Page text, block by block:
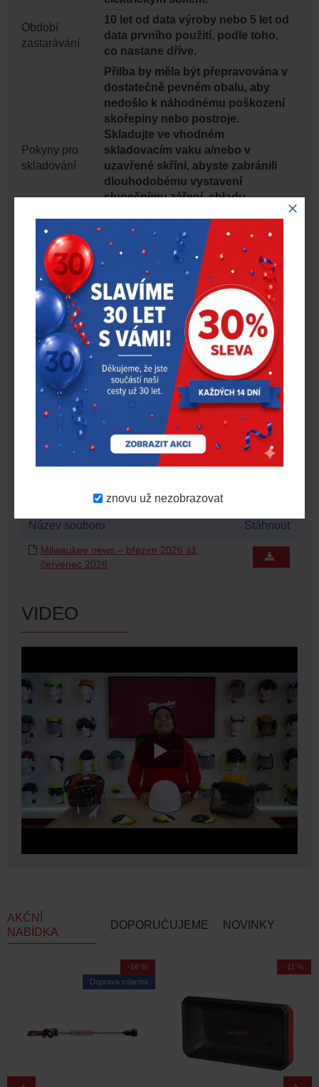
znovu už nezobrazovat
Období
zastarávání
10 let od data výroby nebo 5 let od
data prvního použití, podle toho,
co nastane dříve.
Pokyny pro
skladování
Přilba by měla být přepravována v
dostatečně pevném obalu, aby
nedošlo k náhodnému poškození
skořepiny nebo postroje.
Skladujte ve vhodném
skladovacím vaku a/nebo v
uzavřené skříni, abyste zabránili
dlouhodobému vystavení
slunečnímu záření, chladu,
vlhkosti, výfukovým plynům apod.
Skladovací teplota: +5C až +35C.
Skladovací vlhkost: < 85%.
Storage
Temperature
Range [?C]
+5 ~ +35, <85% relativní vlhkost,
chraňte před přímým slunečním
zářením
Stupeň
ochrany
EN 397; LD; Electrical insulation
440 V a.c.; Extreme temperature
-40°C; EN 12492; except clause
4,1.4
Barva
žlutá
Ks. v balení
Odvětrávaná|
Neodvětrávaná
Odvětrávaná
Název souboru Stáhnout
Milwaukee news – březen 2026 až
červenec 2026
VIDEO
AKČNÍ
NABÍDKA
DOPORUČUJEME NOVINKY
Doprava zdarma
-16 % -11 %